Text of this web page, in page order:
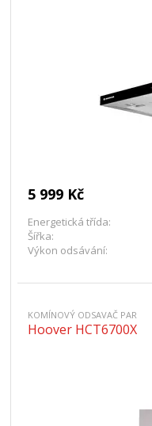
5 999 Kč
Energetická třída:
Šířka:
Výkon odsávání:
KOMÍNOVÝ ODSAVAČ PAR
Hoover HCT6700X